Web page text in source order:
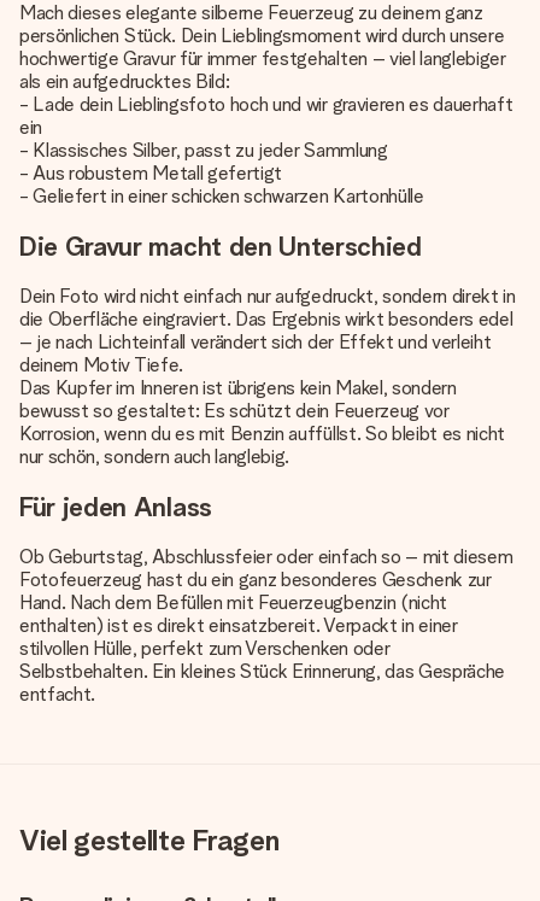
Mach dieses elegante silberne Feuerzeug zu deinem ganz
persönlichen Stück. Dein Lieblingsmoment wird durch unsere
hochwertige Gravur für immer festgehalten – viel langlebiger
als ein aufgedrucktes Bild:
- Lade dein Lieblingsfoto hoch und wir gravieren es dauerhaft
ein
- Klassisches Silber, passt zu jeder Sammlung
- Aus robustem Metall gefertigt
- Geliefert in einer schicken schwarzen Kartonhülle
Die Gravur macht den Unterschied
Dein Foto wird nicht einfach nur aufgedruckt, sondern direkt in
die Oberfläche eingraviert. Das Ergebnis wirkt besonders edel
– je nach Lichteinfall verändert sich der Effekt und verleiht
deinem Motiv Tiefe.
Das Kupfer im Inneren ist übrigens kein Makel, sondern
bewusst so gestaltet: Es schützt dein Feuerzeug vor
Korrosion, wenn du es mit Benzin auffüllst. So bleibt es nicht
nur schön, sondern auch langlebig.
Für jeden Anlass
Ob Geburtstag, Abschlussfeier oder einfach so – mit diesem
Fotofeuerzeug hast du ein ganz besonderes Geschenk zur
Hand. Nach dem Befüllen mit Feuerzeugbenzin (nicht
enthalten) ist es direkt einsatzbereit. Verpackt in einer
stilvollen Hülle, perfekt zum Verschenken oder
Selbstbehalten. Ein kleines Stück Erinnerung, das Gespräche
entfacht.
Viel gestellte Fragen